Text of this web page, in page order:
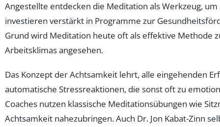
Angestellte entdecken die Meditation als Werkzeug,
investieren verstärkt in Programme zur
Grund wird Meditation heute oft als effektive Methode
Arbeitsklimas angesehen.
Das Konzept der Achtsamkeit lehrt, alle eingehenden
automatische Stressreaktionen, die sonst oft zu
Coaches nutzen klassische Meditationsübungen wie
Achtsamkeit nahezubringen. Auch Dr. Jon Kabat-Zinn